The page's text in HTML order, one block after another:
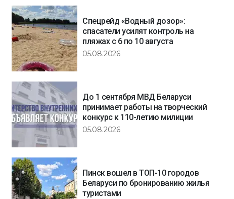
Спецрейд «Водный дозор»:
спасатели усилят контроль на
пляжах с 6 по 10 августа
05.08.2026
До 1 сентября МВД Беларуси
принимает работы на творческий
конкурс к 110-летию милиции
05.08.2026
Пинск вошел в ТОП-10 городов
Беларуси по бронированию жилья
туристами